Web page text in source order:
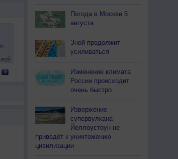
Погода в Москве 5
августа
Зной продолжит
усиливаться
Изменение климата
России происходит
очень быстро
Извержение
супервулкана
Йеллоустоун не
приведёт к уничтожению
цивилизации